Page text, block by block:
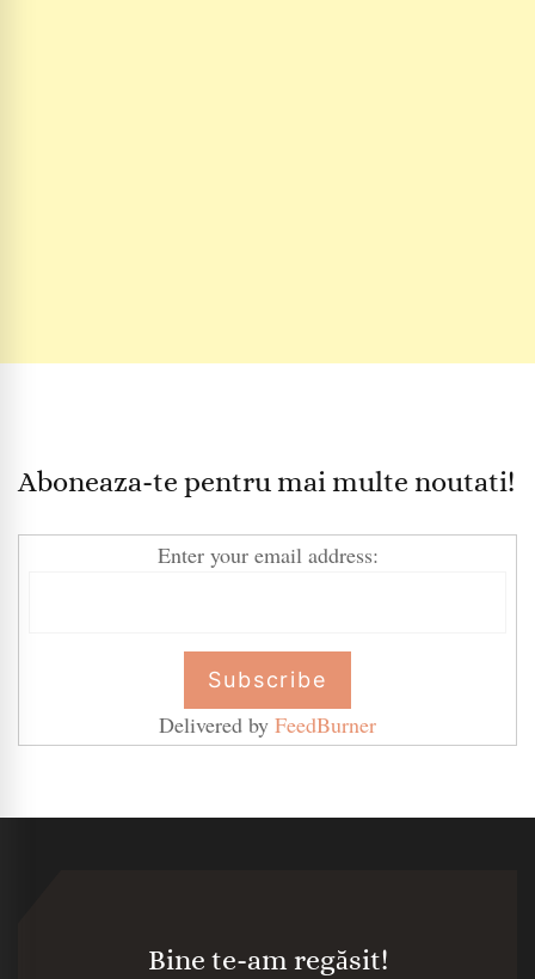
Aboneaza-te pentru mai multe noutati!
Enter your email address:
Delivered by FeedBurner
Bine te-am regăsit!